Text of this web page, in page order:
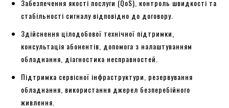
Забезпечення якості послуги (QoS), контроль швидкості та
стабільності сигналу відповідно до договору.
Здійснення цілодобової технічної підтримки,
консультація абонентів, допомога з налаштуванням
обладнання, діагностика несправностей.
Підтримка сервісної інфраструктури, резервування
обладнання, використання джерел безперебійного
живлення.